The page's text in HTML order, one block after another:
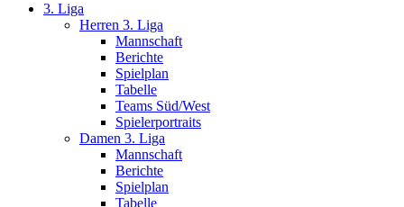
3. Liga
Herren 3. Liga
Mannschaft
Berichte
Spielplan
Tabelle
Teams Süd/West
Spielerportraits
Damen 3. Liga
Mannschaft
Berichte
Spielplan
Tabelle